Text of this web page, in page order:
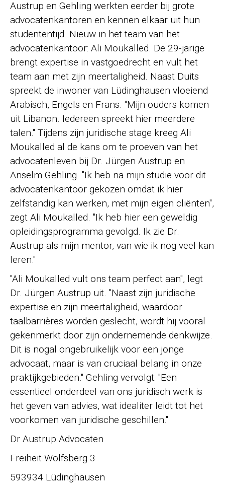
Austrup en Gehling werkten eerder bij grote
advocatenkantoren en kennen elkaar uit hun
studententijd. Nieuw in het team van het
advocatenkantoor: Ali Moukalled. De 29-jarige
brengt expertise in vastgoedrecht en vult het
team aan met zijn meertaligheid. Naast Duits
spreekt de inwoner van Lüdinghausen vloeiend
Arabisch, Engels en Frans. "Mijn ouders komen
uit Libanon. Iedereen spreekt hier meerdere
talen." Tijdens zijn juridische stage kreeg Ali
Moukalled al de kans om te proeven van het
advocatenleven bij Dr. Jürgen Austrup en
Anselm Gehling. "Ik heb na mijn studie voor dit
advocatenkantoor gekozen omdat ik hier
zelfstandig kan werken, met mijn eigen cliënten",
zegt Ali Moukalled. "Ik heb hier een geweldig
opleidingsprogramma gevolgd. Ik zie Dr.
Austrup als mijn mentor, van wie ik nog veel kan
leren."
"Ali Moukalled vult ons team perfect aan", legt
Dr. Jürgen Austrup uit. "Naast zijn juridische
expertise en zijn meertaligheid, waardoor
taalbarrières worden geslecht, wordt hij vooral
gekenmerkt door zijn ondernemende denkwijze.
Dit is nogal ongebruikelijk voor een jonge
advocaat, maar is van cruciaal belang in onze
praktijkgebieden." Gehling vervolgt: "Een
essentieel onderdeel van ons juridisch werk is
het geven van advies, wat idealiter leidt tot het
voorkomen van juridische geschillen."
Dr Austrup Advocaten
Freiheit Wolfsberg 3
593934 Lüdinghausen